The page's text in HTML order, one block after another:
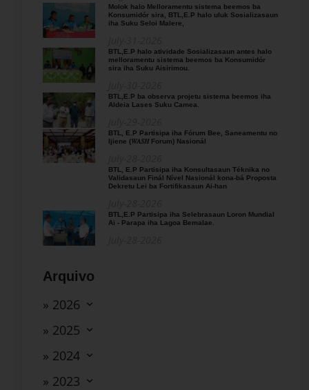
Molok halo Melloramentu sistema beemos ba
Konsumidór sira, BTL,E.P halo uluk Sosializasaun
iha Suku Seloi Malere,
BTL,E.P halo atividade Sosializasaun antes halo
melloramentu sistema beemos ba Konsumidór
sira iha Suku Aisirimou.
BTL,E.P ba observa projetu sistema beemos iha
Aldeia Lases Suku Camea.
BTL, E.P Partisipa iha Fórum Bee, Saneamentu no
Ijiene (𝑊𝐴𝑆𝐻 Forum) Nasionál
BTL, E.P Partisipa iha Konsultasaun Téknika no
Validasaun Finál Nível Nasionál kona-bá Proposta
Dekretu Lei ba Fortifikasaun Ai-han
BTL,E.P Partisipa iha Selebrasaun Loron Mundial
Ai - Parapa iha Lagoa Bemalae.
Arquivo
» 2026
» 2025
» 2024
» 2023